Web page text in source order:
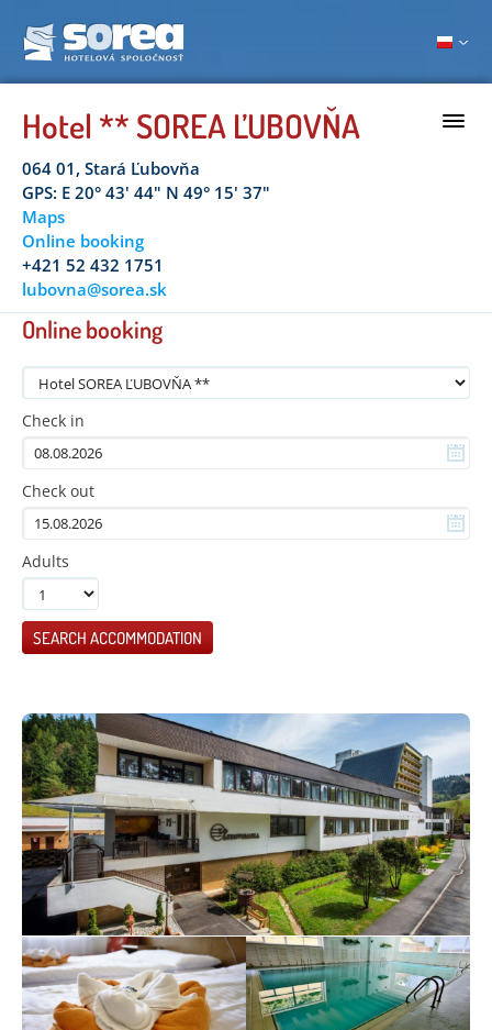
Hotel ** SOREA ĽUBOVŇA
064 01, Stará Ľubovňa
GPS: E 20° 43' 44" N 49° 15' 37"
Maps
Online booking
+421 52 432 1751
lubovna@sorea.sk
Online booking
Check in
Check out
Adults
SEARCH ACCOMMODATION